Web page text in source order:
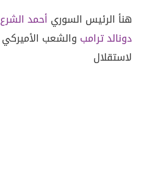
هنأ الرئيس السوري أحمد الشرع
دونالد ترامب
لاستقلال